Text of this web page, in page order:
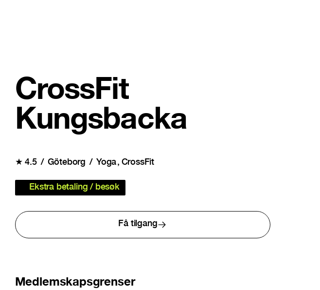
CrossFit
Kungsbacka
★4.5 Göteborg Yoga CrossFit
Ekstra betaling / besøk
Få tilgang
Medlemskapsgrenser